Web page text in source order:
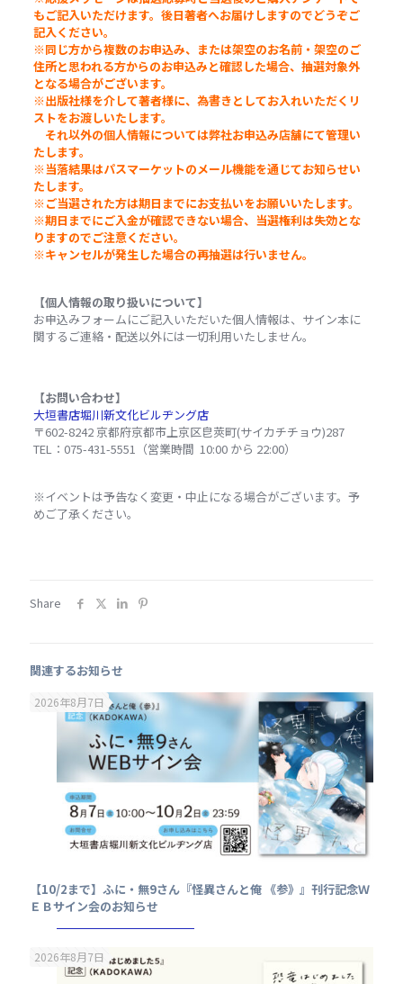
もご記入いただけます。後日著者へお届けしますのでどうぞご
記入ください。
※同じ方から複数のお申込み、または架空のお名前・架空のご
住所と思われる方からのお申込みと確認した場合、抽選対象外
となる場合がございます。
※出版社様を介して著者様に、為書きとしてお入れいただくリ
ストをお渡しいたします。
それ以外の個人情報については弊社お申込み店舗にて管理い
たします。
※当落結果はパスマーケットのメール機能を通じてお知らせい
たします。
※ご当選された方は期日までにお支払いをお願いいたします。
※期日までにご入金が確認できない場合、当選権利は失効とな
りますのでご注意ください。
※キャンセルが発生した場合の再抽選は行いません。
【個人情報の取り扱いについて】
お申込みフォームにご記入いただいた個人情報は、サイン本に
関するご連絡・配送以外には一切利用いたしません。
【お問い合わせ】
大垣書店堀川新文化ビルヂング店
〒602-8242 京都府京都市上京区皀莢町(サイカチチョウ)287
TEL：075-431-5551（営業時間 10:00 から 22:00）
※イベントは予告なく変更・中止になる場合がございます。予
めご了承ください。
Share
関連するお知らせ
2026年8月7日
【10/2まで】ふに・無9さん『怪異さんと俺 《参》』刊行記念Ｗ
ＥＢサイン会のお知らせ
2026年8月7日